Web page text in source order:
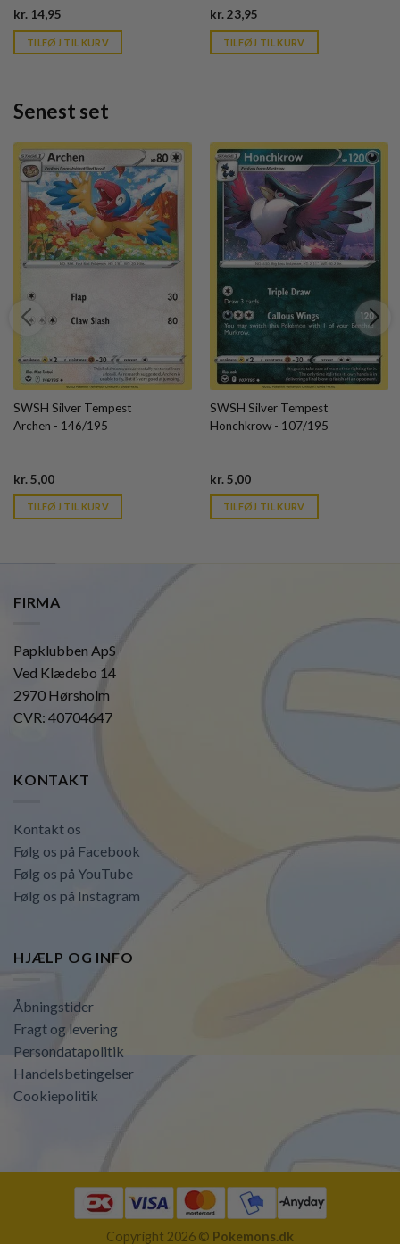
kr. 14,95
is:
kr. 39,95.
TILFØJ TIL KURV
kr.23,95Current
is:
kr. 39,95.
TILFØJ TIL KURV
Senest set
SWSH Silver Tempest
Archen - 146/195
kr.5,00Current
is:
kr. 39,95.
TILFØJ TIL KURV
SWSH Silver Tempest
Honchkrow - 107/195
kr.5,00Current
is:
kr. 39,95.
TILFØJ TIL KURV
FIRMA
Papklubben ApS
Ved Klædebo 14
2970 Hørsholm
CVR: 40704647
KONTAKT
Kontakt os
Følg os på Facebook
Følg os på YouTube
Følg os på Instagram
HJÆLP OG INFO
Åbningstider
Fragt og levering
Persondatapolitik
Handelsbetingelser
Cookiepolitik
Copyright 2026 © Pokemons.dk